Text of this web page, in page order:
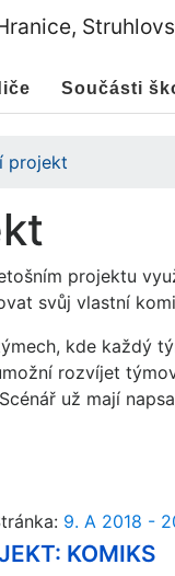
Součásti
projekt
projektu
svůj vlastní
kde každý
rozvíjet
už mají
9. A 2018 -
KOMIKS